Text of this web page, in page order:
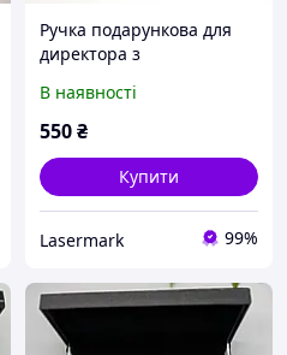
Ручка подарункова для
директора з
гравіюванням, чорно-
золотиста, можливий ваш
В наявності
550₴
Купити
Lasermark 99%